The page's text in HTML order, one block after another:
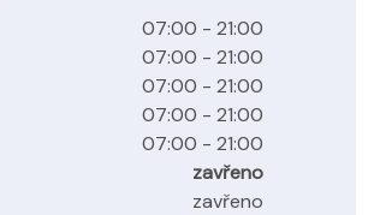
07:00 - 21:00
07:00 - 21:00
07:00 - 21:00
07:00 - 21:00
07:00 - 21:00
zavřeno
zavřeno